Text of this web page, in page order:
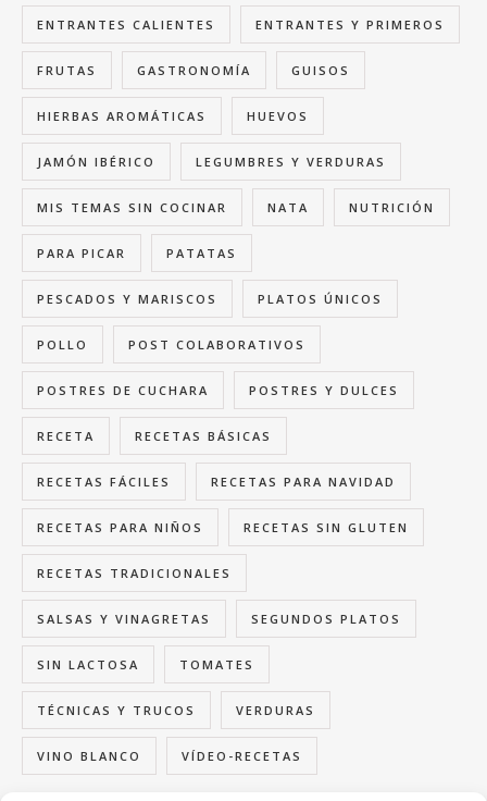
ENTRANTES CALIENTES ENTRANTES Y PRIMEROS
FRUTAS GASTRONOMÍA GUISOS
HIERBAS AROMÁTICAS HUEVOS
JAMÓN IBÉRICO LEGUMBRES Y VERDURAS
MIS TEMAS SIN COCINAR NATA NUTRICIÓN
PARA PICAR PATATAS
PESCADOS Y MARISCOS PLATOS ÚNICOS
POLLO POST COLABORATIVOS
POSTRES DE CUCHARA POSTRES Y DULCES
RECETA RECETAS BÁSICAS
RECETAS FÁCILES RECETAS PARA NAVIDAD
RECETAS PARA NIÑOS RECETAS SIN GLUTEN
RECETAS TRADICIONALES
SALSAS Y VINAGRETAS SEGUNDOS PLATOS
SIN LACTOSA TOMATES
TÉCNICAS Y TRUCOS VERDURAS
VINO BLANCO VÍDEO-RECETAS